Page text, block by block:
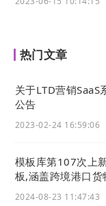
7x24小
拥有复
与服务
的企业
将分散的
作、故障
化、中
性与专业
服务响应效率革
将知识库直接转
热门文章
关于LTD营销
公告
2023-02-24 16:59:06
模板库第107次上
板,涵盖跨境港口货
2024-08-23 11:47:43